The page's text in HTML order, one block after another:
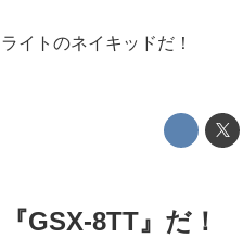
イトのネイキッドだ！
GSX-8TT』だ！